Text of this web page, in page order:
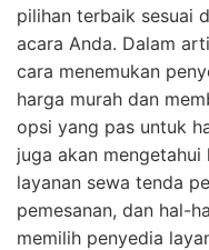
pilihan terbaik sesuai
acara Anda. Dalam
cara menemukan
harga murah dan
opsi yang pas untuk
juga akan
layanan sewa tenda
pemesanan, dan hal-
memilih penyedia